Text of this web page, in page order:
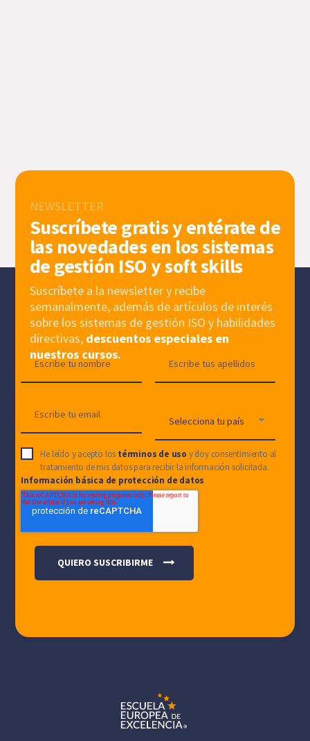
NEWSLETTER
Suscríbete gratis y entérate de
las novedades en los sistemas
de gestión ISO y soft skills
Suscríbete a la newsletter y recibe
semanalmente, además de artículos de interés
sobre los sistemas de gestión ISO y habilidades
directivas, descuentos especiales en
nuestros cursos.
He leído y acepto los términos de uso y doy consentimiento al
tratamiento de mis datos para recibir la información solicitada.
Información básica de protección de datos